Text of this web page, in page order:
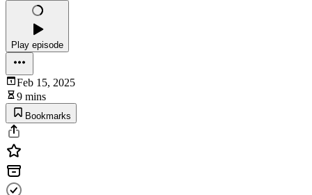
Play episode
Feb 15, 2025
9 mins
Bookmarks